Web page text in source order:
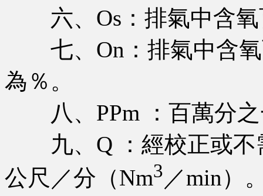
六、Os：排氣中含氧
七、On：排氣中含氧
為％。
八、PPm ：百萬分之
九、Q ：經校正或不
公尺／分（Nm3 ／min）